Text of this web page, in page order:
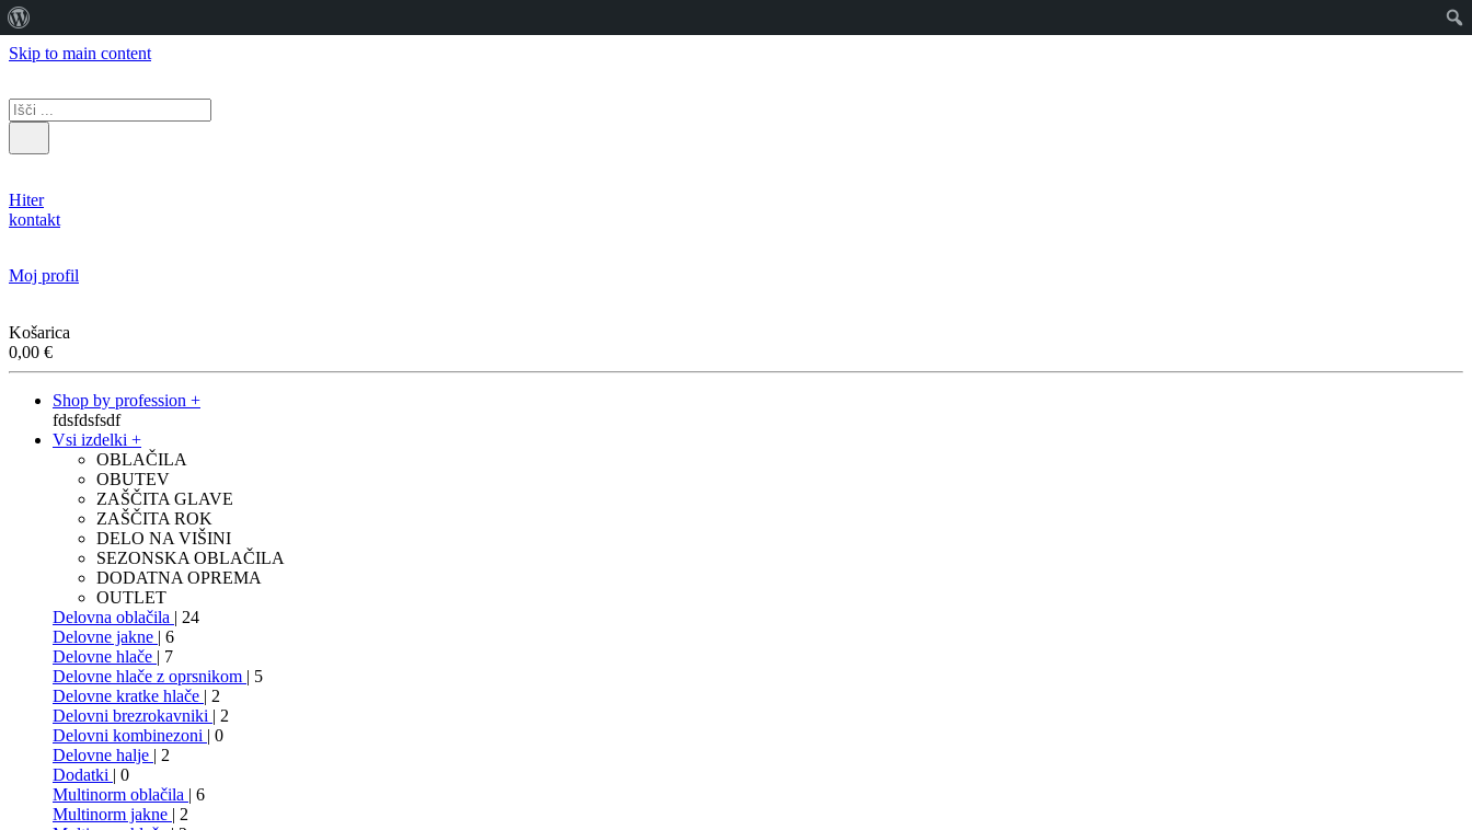
WordPressu
Skip to main content
Hiter
kontakt
Moj profil
Košarica
0,00 €
Shop by profession +
fdsfdsfsdf
Vsi izdelki +
OBLAČILA
OBUTEV
ZAŠČITA GLAVE
ZAŠČITA ROK
DELO NA VIŠINI
SEZONSKA OBLAČILA
DODATNA OPREMA
OUTLET
Delovna oblačila | 24
Delovne jakne | 6
Delovne hlače | 7
Delovne hlače z oprsnikom | 5
Delovne kratke hlače | 2
Delovni brezrokavniki | 2
Delovni kombinezoni | 0
Delovne halje | 2
Dodatki | 0
Multinorm oblačila | 6
Multinorm jakne | 2